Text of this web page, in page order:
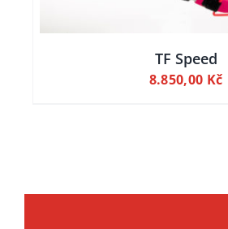
TF Speed
8.850,00 Kč